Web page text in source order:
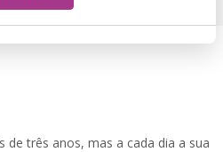
de três anos, mas a cada dia a sua